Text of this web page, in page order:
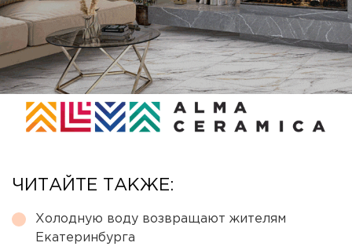
ЧИТАЙТЕ ТАКЖЕ:
Холодную воду возвращают жителям
Екатеринбурга